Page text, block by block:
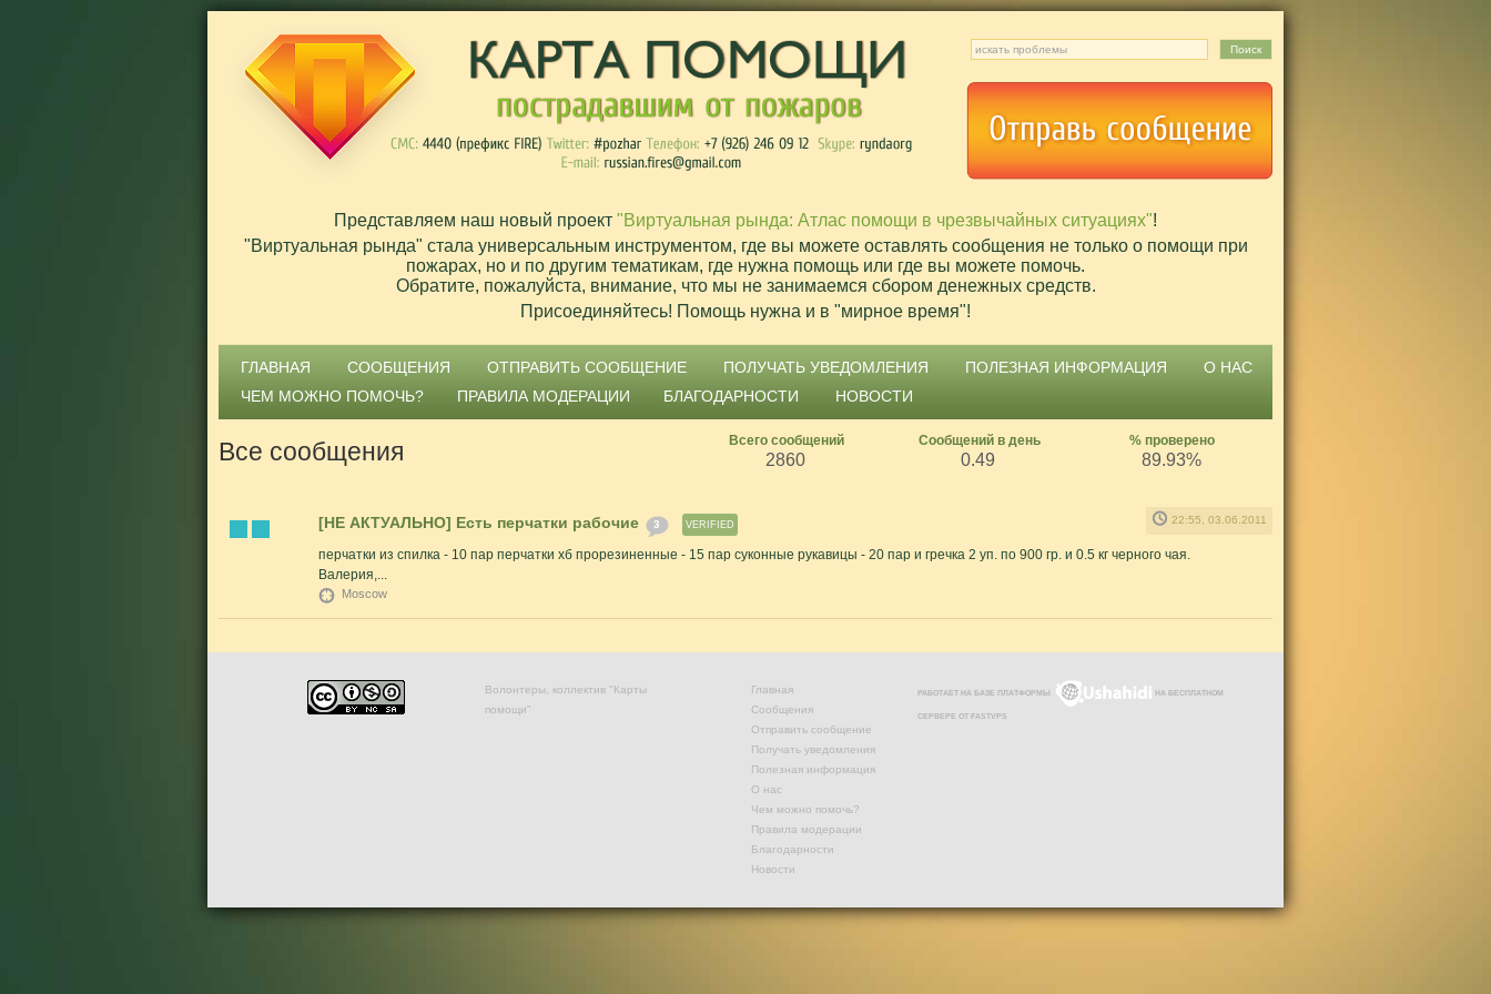
Представляем наш новый проект "Виртуальная рында: Атлас помощи в чрезвычайных ситуациях"!
"Виртуальная рында" стала универсальным инструментом, где вы можете оставлять сообщения не только о помощи при
пожарах, но и по другим тематикам, где нужна помощь или где вы можете помочь.
Обратите, пожалуйста, внимание, что мы не занимаемся сбором денежных средств.
Присоединяйтесь! Помощь нужна и в "мирное время"!
ГЛАВНАЯ СООБЩЕНИЯ ОТПРАВИТЬ СООБЩЕНИЕ ПОЛУЧАТЬ УВЕДОМЛЕНИЯ ПОЛЕЗНАЯ ИНФОРМАЦИЯ
О НАС
ЧЕМ МОЖНО ПОМОЧЬ?
ПРАВИЛА МОДЕРАЦИИ БЛАГОДАРНОСТИ НОВОСТИ
Всего сообщений Сообщений в день % проверено
2860 0.49 89.93%
Все сообщения
[НЕ АКТУАЛЬНО] Есть перчатки рабочие 3 VERIFIED 22:55, 03.06.2011
перчатки из спилка - 10 пар перчатки хб прорезиненные - 15 пар суконные рукавицы - 20 пар и гречка 2 уп. по 900 гр. и 0.5 кг черного чая.
Валерия,...
Moscow
Волонтеры, коллектив "Карты
помощи"
Главная
Сообщения
Отправить сообщение
Получать уведомления
Полезная информация
О нас
Чем можно помочь?
Правила модерации
Благодарности
Новости
РАБОТАЕТ НА БАЗЕ ПЛАТФОРМЫ НА БЕСПЛАТНОМ
СЕРВЕРЕ ОТ FASTVPS